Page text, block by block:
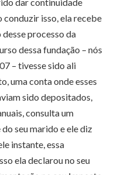
conduzir isso, ela recebe
processo da
dessa fundação – nós
– tivesse sido ali
uma conta onde esses
sido depositados,
consulta um
seu marido e ele diz
instante, essa
ela declarou no seu